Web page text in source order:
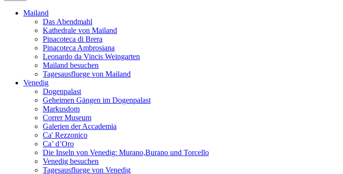
Mailand
Das Abendmahl
Kathedrale von Mailand
Pinacoteca di Brera
Pinacoteca Ambrosiana
Leonardo da Vincis Weingarten
Mailand besuchen
Tagesausfluege von Mailand
Venedig
Dogenpalast
Geheimen Gängen im Dogenpalast
Markusdom
Correr Museum
Galerien der Accademia
Ca' Rezzonico
Ca’ d’Oro
Die Inseln von Venedig: Murano,Burano und Torcello
Venedig besuchen
Tagesausfluege von Venedig